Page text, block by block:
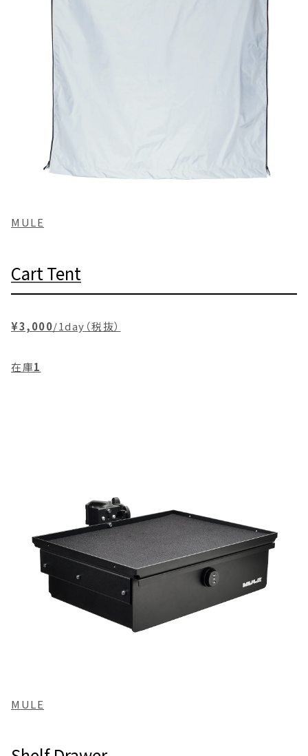
MULE
Cart Tent
¥3,000/1day（税抜）
在庫1
MULE